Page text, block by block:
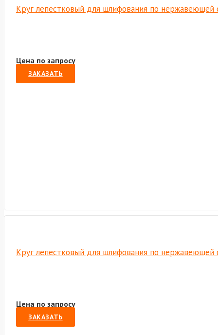
Круг лепестковый для шлифования по нержавеющей
Цена по запросу
ЗАКАЗАТЬ
Круг лепестковый для шлифования по нержавеющей
Цена по запросу
ЗАКАЗАТЬ